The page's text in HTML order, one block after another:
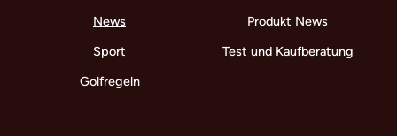
News
Sport
Golfregeln
Produkt News
Test und Kaufberatung